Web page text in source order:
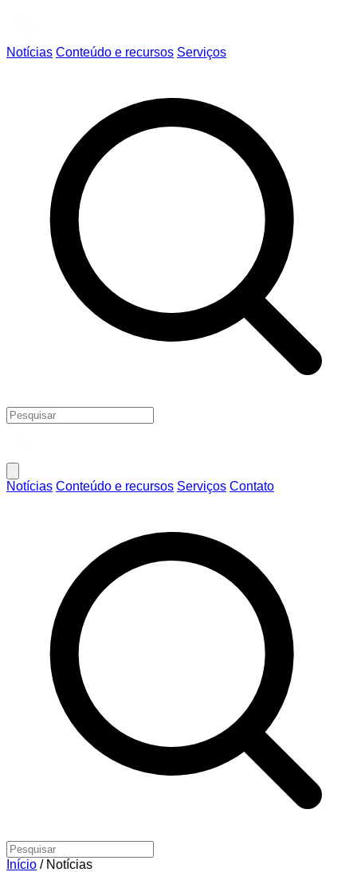
Notícias Conteúdo e recursos Serviços
Notícias Conteúdo e recursos Serviços Contato
Início / Notícias